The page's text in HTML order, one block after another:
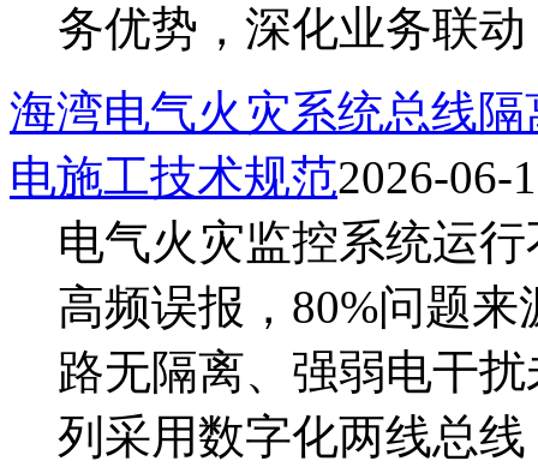
务优势，深化业务联动
海湾电气火灾系统总线
电施工技术规范2026-06-
电气火灾监控系统运
高频误报，80%问题
路无隔离、强弱电干
列采用数字化两线总